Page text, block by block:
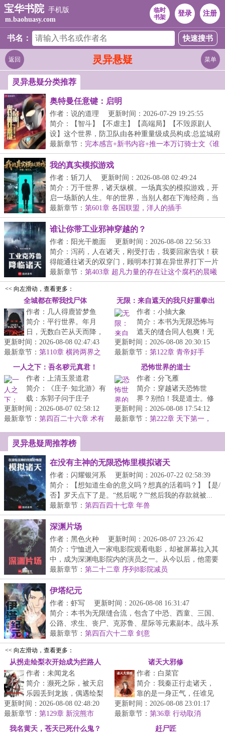
宝华书院 手机版
m.baohuasy.com
临时
书架
登录 注册
书名：
灵异悬疑
返回 菜单
灵异悬疑分类推荐
奥特曼任意键：启明
作者：说的道理
更新时间：2026-07-29 19:25:55
简介：【智斗】【不虐主】【高端局】【不毁原剧人
设】这个世界，防卫队由各种重量级成员构成:总监城府
深...
最新章节： 完本感言+新书内容+推一本万订骑士文《谁
让他当假面骑士的！》
我的真实模拟游戏
作者：斩刀人
更新时间：2026-08-08 02:49:24
简介：万千世界，诸天纵横。一场真实的模拟游戏，开
启一场新的人生。年的世界，当别人都在下海经商，当
二...
最新章节： 第601章 各国联盟，洋人的插手
谁让你带工业邪神穿越的？
作者：阳光干脆面
更新时间：2026-08-08 22:56:33
简介：泻药，人在诸天，刚受打击，我要回家告状！获
得能通往诸天的双穿门，顾明本打算在异世界打下一片
大...
最新章节： 第403章 超凡力量的存在让这个腐朽的晨曦
帝国得以续命！
<< 向左滑动，查看更多：
全城都在帮我找尸体
作者：几人得鹿皆梦鱼
简介：平行世界。年月
日，无数白芒从天而降，
蓝星被划分出超过个区
块。全球异变。每月第一
天凌晨，将会随...
更新时间：2026-08-08 02:47:43
最新章节： 第110章 横跨两界之
无限：来自遮天的我只好重拳出
击
作者：小抽大象
简介：本书为无限恐怖与
遮天的缝合同人包爽！无
敌！速通！已有完本万订
作品【人在无限，开始速
通】，请放...
更新时间：2026-08-08 20:30:15
最新章节： 第122章 青帝好手
段，虚空你果然没死！【求月
一人之下：吾名秽元真君！
作者：上清玉景道君
简介：《庄子·知北游》有
载：东郭子问于庄子
曰：“所谓道，恶乎
在？”庄子曰：“无所不
更新时间：2026-08-07 02:58:12
最新章节： 第四百二十六章 术有
恐怖世界的道士
作者：分飞雁
简介：穿越诸天恐怖世
界？别怕！我是道士。修
道抓鬼、镇尸降妖，斩诸
天妖魔鬼怪。炼丹符箓、
更新时间：2026-08-08 17:54:12
最新章节： 第222章 天下第一，
灵异悬疑周推荐榜
在没有主神的无限恐怖里模拟诸天
作者：闪耀银河系
更新时间：2026-07-22 02:58:39
简介：【想知道生命的意义吗？想真的活着吗？】【是/
否】罗天点下了是。“然后呢？”“然后我的存款就被...
最新章节： 第四百四十七章 年兽
深渊片场
作者：黑色火种
更新时间：2026-08-07 23:26:42
简介：宁恤进入一家电影院观看电影，却被屏幕拉入其
中，成为深渊电影院内的演员之一。从今以后，他需要
不...
最新章节： 第二十二章 序列8影院减员
伊塔纪元
作者：虾写
更新时间：2026-08-08 16:31:47
简介：本书为无限缝合流，包含了中恐、西童、三国、
公路、求生、丧尸、克苏鲁、星际等元素副本。战斗系
统...
最新章节： 第四百六十二章 剑意
<< 向左滑动，查看更多：
从拐走绘梨衣开始成为拦路人
作者：未闻龙名
简介：濒死之际，被天启
乐园丢到龙族，偶遇绘梨
衣。觉醒天赋【拦路
人】。绘梨衣：“你也要过
马路吗？”关...
更新时间：2026-08-08 02:48:20
最新章节： 第129章 新浣熊市
诸天大邪修
作者：白菜官
简介：我秦正行走诸天，
靠的是一身正气，任谁见
了，都得认同我是正气的
化身。正气：别来沾边！
一个邪修在...
更新时间：2026-08-08 23:01:17
最新章节： 第36章 行动取消
我名黄天，苍天已死什么鬼？
赶尸匠